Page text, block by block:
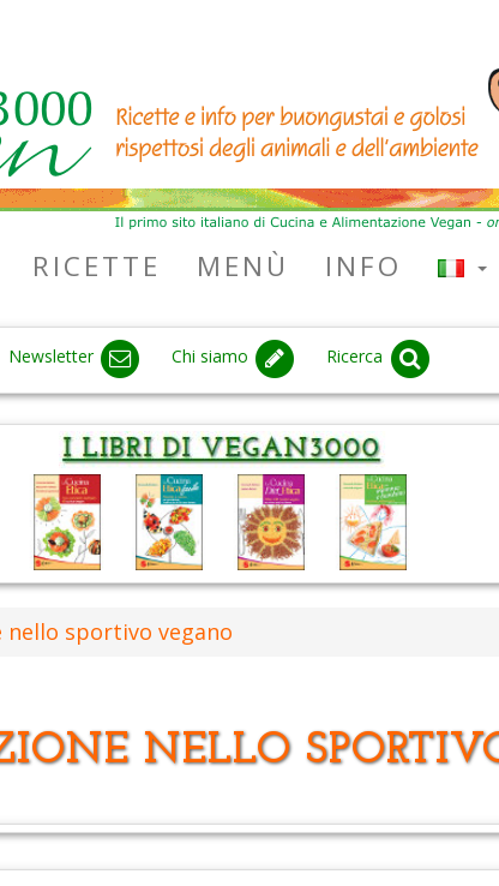
RICETTE MENÙ INFO
Newsletter Chi siamo Ricerca
nello sportivo vegano
NELLO